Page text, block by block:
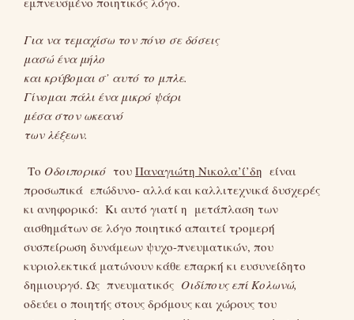
Για να τεμαχίσω τον πόνο σε δόσεις
μασώ ένα μήλο
και κρύβομαι σ’ αυτό το μπλε.
Γίνομαι πάλι ένα μικρό ψάρι
μέσα στον ωκεανό
των λέξεων.
Το Οδοιπορικότου Παναγιώτη Νικολα’ί’δη είναι
προσωπικά επώδυνο- αλλά και καλλιτεχνικά δυσχερές
κι ανηφορικό: Κι αυτό γιατί η μετάπλαση των
αισθημάτων σε λόγο ποιητικό απαιτεί τρομερή
συσπείρωση δυνάμεων ψυχο-πνευματικών, που
κυριολεκτικά ματώνουν κάθε επαρκή κι ευσυνείδητο
δημιουργό. Ως πνευματικός Οιδίπους επί Κολωνώ,
οδεύει ο ποιητής στους δρόμους και χώρους του